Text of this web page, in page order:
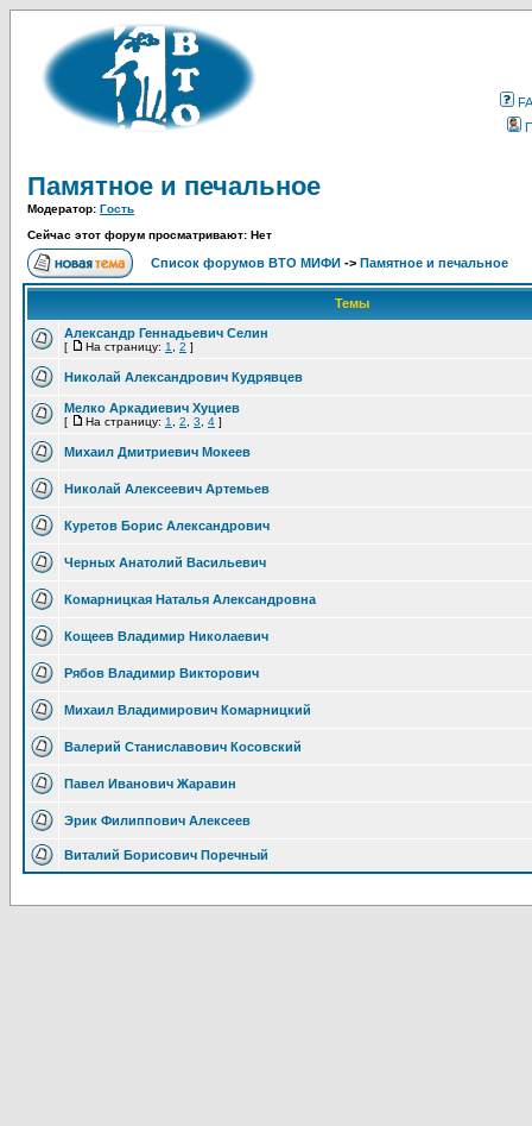
Памятное и печальное
Модератор: Гость
Сейчас этот форум просматривают: Нет
Список форумов ВТО МИФИ -> Памятное и печальное
Темы
Александр Геннадьевич Селин
[ На страницу: 1 2 ]
Николай Александрович Кудрявцев
Мелко Аркадиевич Хуциев
[ На страницу: 1 2 3 4 ]
Михаил Дмитриевич Мокеев
Николай Алексеевич Артемьев
Куретов Борис Александрович
Черных Анатолий Васильевич
Комарницкая Наталья Александровна
Кощеев Владимир Николаевич
Рябов Владимир Викторович
Михаил Владимирович Комарницкий
Валерий Станиславович Косовский
Павел Иванович Жаравин
Эрик Филиппович Алексеев
Виталий Борисович Поречный